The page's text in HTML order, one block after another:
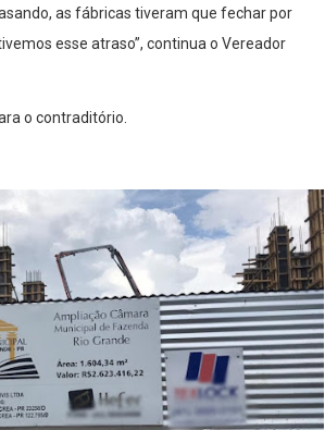
as fábricas tiveram que fechar por
esse atraso”, continua o Vereador
o contraditório.